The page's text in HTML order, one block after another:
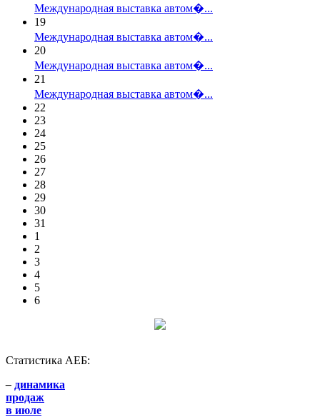
Международная выставка автом�...
19
Международная выставка автом�...
20
Международная выставка автом�...
21
Международная выставка автом�...
22
23
24
25
26
27
28
29
30
31
1
2
3
4
5
6
Статистика АЕБ:
– динамика
продаж
в июле